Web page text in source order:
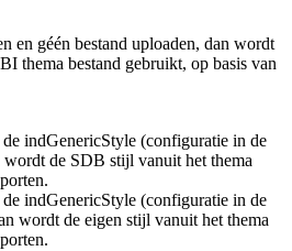
en géén bestand uploaden, dan wordt
thema bestand gebruikt, op basis van
indGenericStyle (configuratie in de
wordt de SDB stijl vanuit het thema
indGenericStyle (configuratie in de
wordt de eigen stijl vanuit het thema